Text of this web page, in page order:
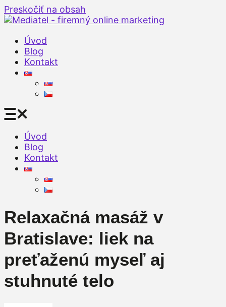
Preskočiť na obsah
Úvod
Blog
Kontakt
Úvod
Blog
Kontakt
Relaxačná masáž v
Bratislave: liek na
preťaženú myseľ aj
stuhnuté telo